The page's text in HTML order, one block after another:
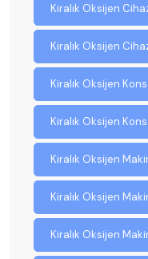
Kiralık Oksijen
Kiralık Oksijen
Kiralık Oksijen
Kiralık Oksijen
Kiralık Oksijen
Kiralık Oksijen
Kiralık Oksijen